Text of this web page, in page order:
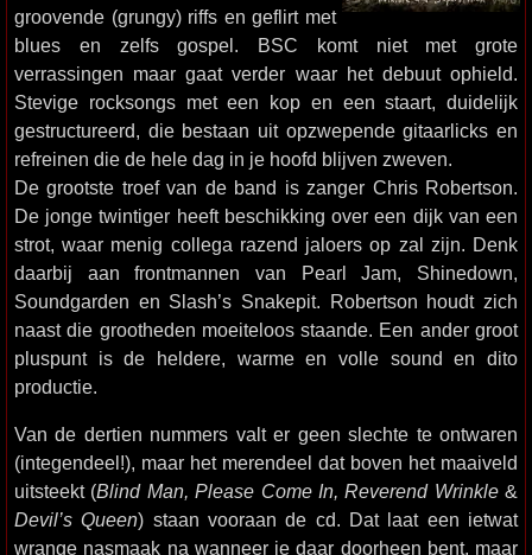
groovende (grungy) riffs en geflirt met
blues en zelfs gospel. BSC komt niet met grote
verrassingen maar gaat verder waar het debuut ophield.
Stevige rocksongs met een kop en een staart, duidelijk
gestructureerd, die bestaan uit opzwepende gitaarlicks en
refreinen die de hele dag in je hoofd blijven zweven.
De grootste troef van de band is zanger Chris Robertson.
De jonge twintiger heeft beschikking over een dijk van een
strot, waar menig collega razend jaloers op zal zijn. Denk
daarbij aan frontmannen van Pearl Jam, Shinedown,
Soundgarden en Slash’s Snakepit. Robertson houdt zich
naast die grootheden moeiteloos staande. Een ander groot
pluspunt is de heldere, warme en volle sound en dito
productie.
Van de dertien nummers valt er geen slechte te ontwaren
(integendeel!), maar het merendeel dat boven het maaiveld
uitsteekt (Blind Man, Please Come In, Reverend Wrinkle&
Devil’s Queen) staan vooraan de cd. Dat laat een ietwat
wrange nasmaak na wanneer je daar doorheen bent, maar